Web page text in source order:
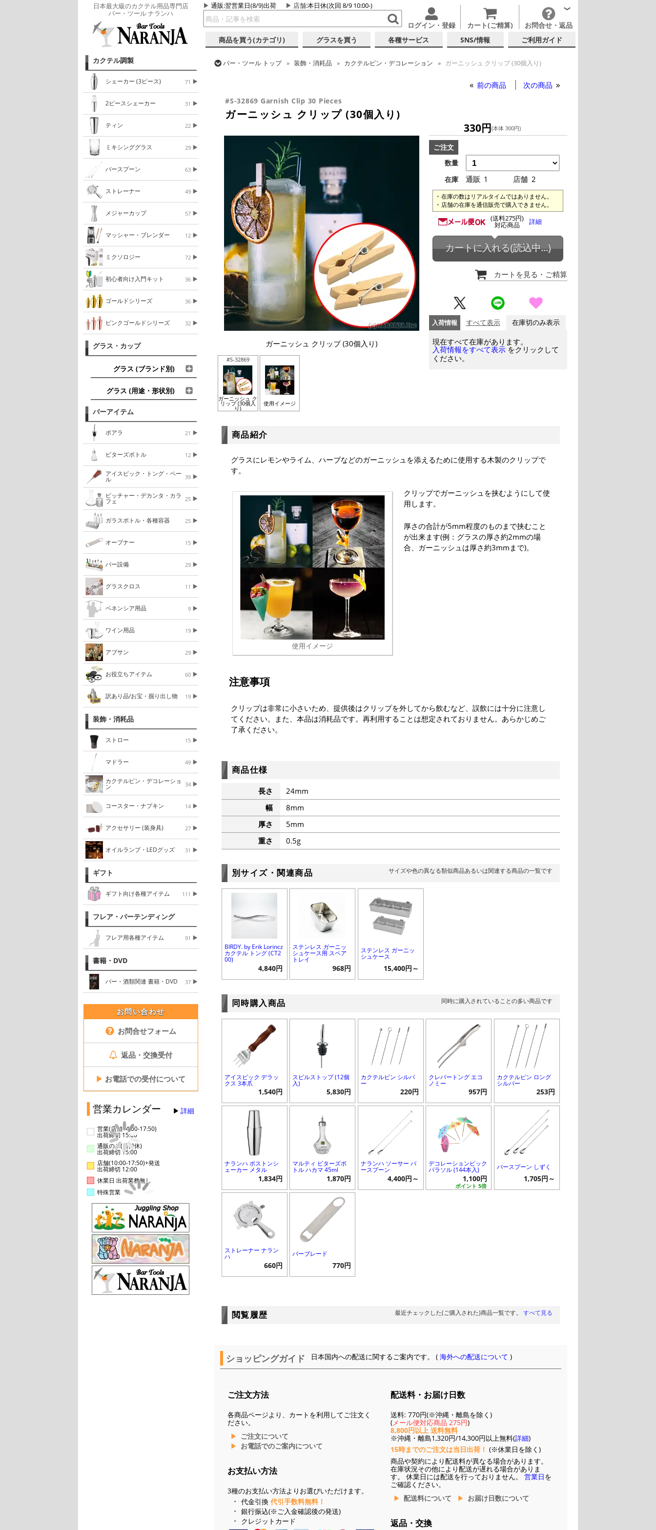
日本最大級のカクテル用品専門店
バー・ツール ナランハ
通販:翌営業日(8/9)出荷 店舗:本日休(次回 8/9 10:00-)
ログイン・登録 カート(ご精算) お問合せ・返品
商品を買う(カテゴリ) グラスを買う 各種サービス SNS/情報 ご利用ガイド
カクテル調製
シェーカー (3ピース) 71
2ピースシェーカー 31
ティン 22
ミキシンググラス 29
バースプーン 63
ストレーナー 49
メジャーカップ 57
マッシャー・ブレンダー 12
ミクソロジー 72
初心者向け入門キット 36
ゴールドシリーズ 36
ピンクゴールドシリーズ 32
グラス・カップ
グラス (ブランド別)
グラス (用途・形状別)
バーアイテム
ポアラ 21
ビターズボトル 12
アイスピック・トング・ペー
ル 39
ピッチャー・デカンタ・カラ
フェ 25
ガラスボトル・各種容器 25
オープナー 15
バー設備 29
グラスクロス 11
ベネンシア用品 9
ワイン用品 19
アブサン 29
お役立ちアイテム 60
訳あり品/お宝・掘り出し物 19
装飾・消耗品
ストロー 15
マドラー 49
カクテルピン・デコレーショ
ン 34
コースター・ナプキン 14
アクセサリー (装身具) 27
オイルランプ・LEDグッズ 31
ギフト
ギフト向け各種アイテム 111
フレア・バーテンディング
フレア用各種アイテム 91
書籍・DVD
バー・酒類関連 書籍・DVD 37
お問い合わせ
お問合せフォーム
返品・交換受付
▶ お電話での受付について
営業カレンダー 詳細
営業(店舗14:00-17:50)
出荷締切 15:00
通販のみ(店舗休)
出荷締切 15:00
店舗(10:00-17:50)+発送
出荷締切 12:00
休業日 出荷業務無し
特殊営業
バー・ツール トップ 装飾・消耗品 カクテルピン・デコレーション
ガーニッシュ クリップ (30個入り)
前の商品 次の商品
#S-32869 Garnish Clip 30 Pieces
ガーニッシュ クリップ (30個入り)
ガーニッシュ クリップ (30個入り)
#S-32869
ガーニッシュ ク
リップ (30個入
り)
使用イメージ
330円(本体 300円)
ご注文
数量
在庫
通販 1 店舗 2
在庫の数はリアルタイムではありません。
店舗の在庫を通信販売で購入できません。
(送料275円)
対応商品 詳細
カートに入れる(読込中...)
カートを見る ・ご精算
入荷情報 すべて表示 在庫切のみ表示
現在すべて在庫があります。
入荷情報をすべて表示 をクリックして
ください。
商品紹介
グラスにレモンやライム、ハーブなどのガーニッシュを添えるために使用する木製のクリップで
す。
使用イメージ
クリップでガーニッシュを挟むようにして使
用します。
厚さの合計が5mm程度のものまで挟むこと
が出来ます(例：グラスの厚さ約2mmの場
合、ガーニッシュは厚さ約3mmまで)。
注意事項
クリップは非常に小さいため、提供後はクリップを外してから飲むなど、誤飲には十分に注意し
てください。また、本品は消耗品です。再利用することは想定されておりません。あらかじめご
了承ください。
商品仕様
長さ
24mm
幅
8mm
厚さ
5mm
重さ
0.5g
別サイズ・関連商品 サイズや色の異なる類似商品あるいは関連する商品の一覧です
BIRDY. by Erik Lorincz
カクテル トング (CT2
00)
4,840円
ステンレス ガーニッ
シュケース用 スペア
トレイ
968円
ステンレス ガーニッ
シュケース
15,400円～
同時購入商品 同時に購入されていることの多い商品です
アイスピック デラッ
クス 3本爪
1,540円
スピルストップ (12個
入)
5,830円
カクテルピン シルバ
ー
220円
クレバートング エコ
ノミー
957円
カクテルピン ロング
シルバー
253円
ナランハ ボストンシ
ェーカー メタル
1,834円
マルティ ビターズボ
トル ハカマ 45ml
1,870円
ナランハ ソーサー バ
ースプーン
4,400円～
デコレーションピック
パラソル (144本入)
ポイント 5倍
1,100円
バースプーン しずく
1,705円～
ストレーナー ナラン
ハ
660円
バーブレード
770円
閲覧履歴 最近チェックした(ご購入された)商品一覧です。 すべて見る
ショッピングガイド 日本国内への配送に関するご案内です。 (海外への配送について )
ご注文方法
各商品ページより、カートを利用してご注文く
ださい。
ご注文について
お電話でのご案内について
お支払い方法
3種のお支払い方法よりお選びいただけます。
代金引換 代引手数料無料！
銀行振込(※ご入金確認後の発送)
クレジットカード
配送料・お届け日数
送料: 770円(※沖縄・離島を除く)
(メール便対応商品 275円)
8,800円以上 送料無料
※沖縄・離島1,320円/14,300円以上無料(詳細)
15時までのご注文は当日出荷！ (※休業日を除く)
商品や契約により配送料が異なる場合があります。
在庫状況その他により配送が遅れる場合がありま
す。 休業日には配送を行っておりません。 営業日を
ご確認ください。
配送料について
お届け日数について
返品・交換